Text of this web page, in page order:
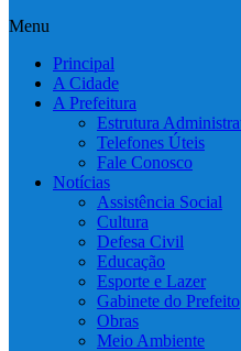
Menu
Principal
A Cidade
A Prefeitura
Estrutura
Telefones Úteis
Fale Conosco
Notícias
Assistência Social
Cultura
Defesa Civil
Educação
Esporte e Lazer
Gabinete do Prefeito
Obras
Meio Ambiente